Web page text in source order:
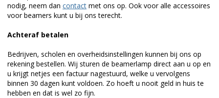
nodig, neem dan contact met ons op. Ook voor alle accessoires
voor beamers kunt u bij ons terecht.
Achteraf betalen
Bedrijven, scholen en overheidsinstellingen kunnen bij ons op
rekening bestellen. Wij sturen de beamerlamp direct aan u op en
u krijgt netjes een factuur nagestuurd, welke u vervolgens
binnen 30 dagen kunt voldoen. Zo hoeft u nooit geld in huis te
hebben en dat is wel zo fijn.